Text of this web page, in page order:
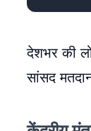
देशभर की
सांसद